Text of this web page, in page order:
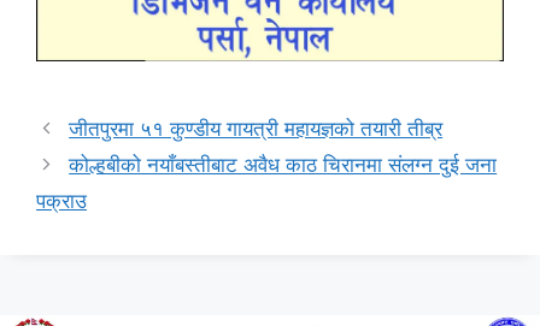
जीतपुरमा ५१ कुण्डीय गायत्री महायज्ञको तयारी तीब्र
कोल्हबीको नयाँबस्तीबाट अवैध काठ चिरानमा संलग्न दुई जना
पक्राउ